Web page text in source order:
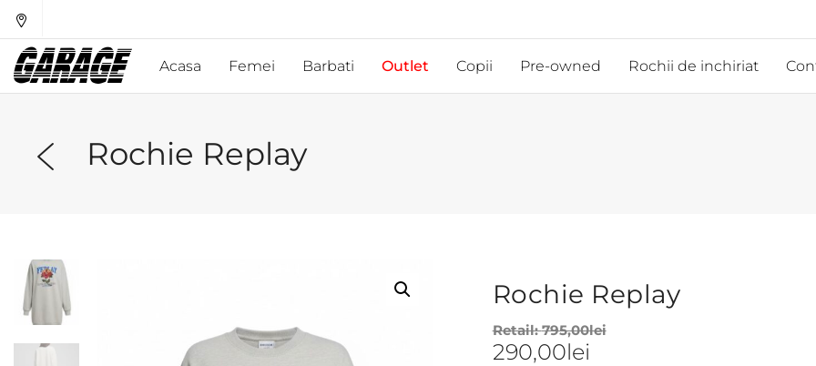
Acasa Femei Barbati Outlet Copii Pre-owned Rochii de inchiriat
Rochie Replay
Rochie Replay
Retail:795,00lei
290,00lei